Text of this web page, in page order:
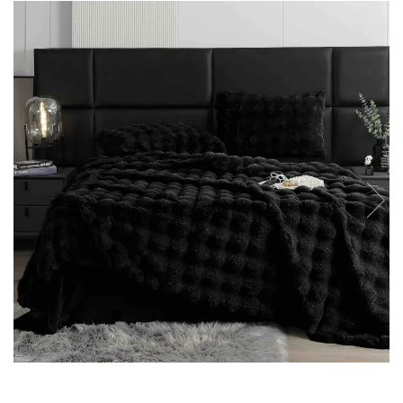
Lenjerii de finet Iprimate Digital
Lenjerii de pat Bumbac 100%
Lenjerii de pat Finet + 2 Draperii
Lenjerii de pat Saten 4 piese cu
elastic